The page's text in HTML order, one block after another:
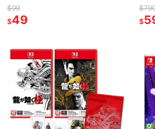
$99
$49
文
特典
$